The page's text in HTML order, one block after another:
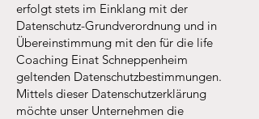
erfolgt stets im Einklang mit der
Datenschutz-Grundverordnung und in
Übereinstimmung mit den für die life
Coaching Einat Schneppenheim
geltenden Datenschutzbestimmungen.
Mittels dieser Datenschutzerklärung
möchte unser Unternehmen die